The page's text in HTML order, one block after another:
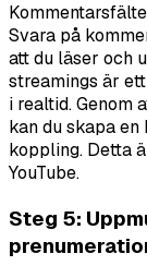
Svara på
att du läser och
streamings är
i realtid. Genom
kan du skapa
koppling. Detta
YouTube.
Steg 5: